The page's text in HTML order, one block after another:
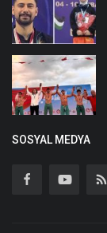
SOSYAL MEDYA